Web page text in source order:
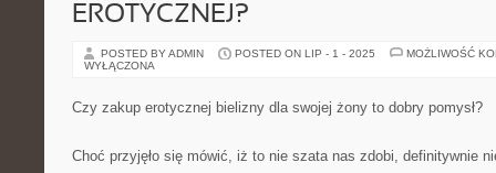
EROTYCZNEJ?
POSTED BY ADMIN POSTED ON LIP - 1 - 2025
MOŻLIWOŚĆ
WYŁĄCZONA
Czy zakup erotycznej bielizny dla swojej żony to dobry pomysł?
Choć przyjęło się mówić, iż to nie szata nas zdobi, definitywnie